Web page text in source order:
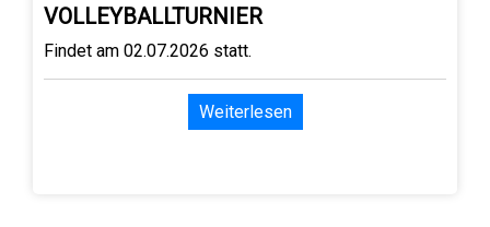
VOLLEYBALLTURNIER
Findet am 02.07.2026 statt.
Weiterlesen